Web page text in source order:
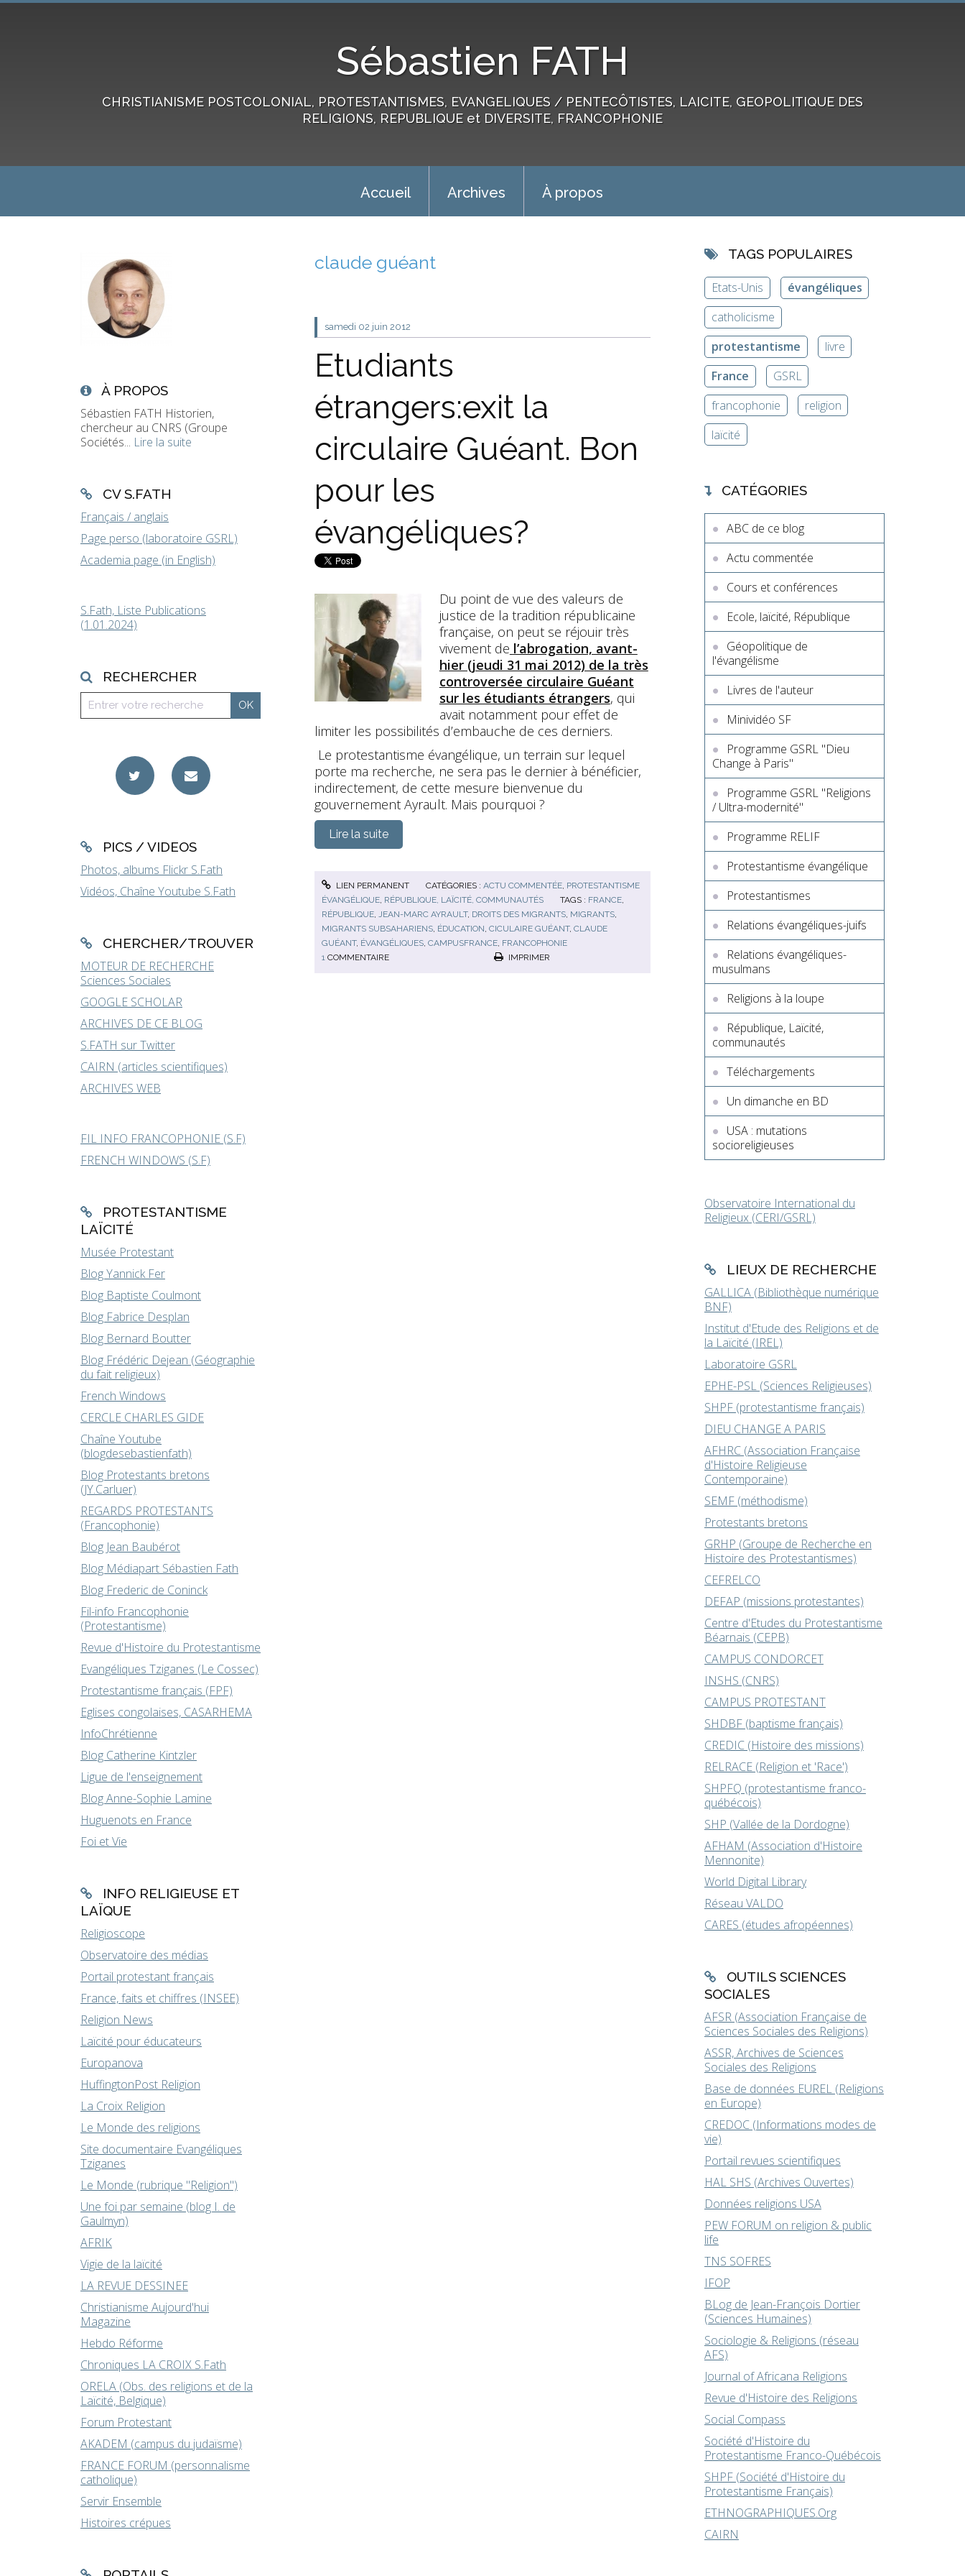
Sébastien FATH
CHRISTIANISME POSTCOLONIAL, PROTESTANTISMES, EVANGELIQUES / PENTECÔTISTES, LAICITE, GEOPOLITIQUE DES
RELIGIONS, REPUBLIQUE et DIVERSITE, FRANCOPHONIE
Accueil Archives À propos
À PROPOS
Sébastien FATH Historien,
chercheur au CNRS (Groupe
Sociétés... Lire la suite
CV S.FATH
Français / anglais
Page perso (laboratoire GSRL)
Academia page (in English)
S.Fath, Liste Publications
(1.01.2024)
RECHERCHER
PICS / VIDEOS
Photos, albums Flickr S.Fath
Vidéos, Chaîne Youtube S.Fath
CHERCHER/TROUVER
MOTEUR DE RECHERCHE
Sciences Sociales
GOOGLE SCHOLAR
ARCHIVES DE CE BLOG
S.FATH sur Twitter
CAIRN (articles scientifiques)
ARCHIVES WEB
FIL INFO FRANCOPHONIE (S.F)
FRENCH WINDOWS (S.F)
PROTESTANTISME
LAÏCITÉ
Musée Protestant
Blog Yannick Fer
Blog Baptiste Coulmont
Blog Fabrice Desplan
Blog Bernard Boutter
Blog Frédéric Dejean (Géographie
du fait religieux)
French Windows
CERCLE CHARLES GIDE
Chaîne Youtube
(blogdesebastienfath)
Blog Protestants bretons
(JY.Carluer)
REGARDS PROTESTANTS
(Francophonie)
Blog Jean Baubérot
Blog Médiapart Sébastien Fath
Blog Frederic de Coninck
Fil-info Francophonie
(Protestantisme)
Revue d'Histoire du Protestantisme
Evangéliques Tziganes (Le Cossec)
Protestantisme français (FPF)
Eglises congolaises, CASARHEMA
InfoChrétienne
Blog Catherine Kintzler
Ligue de l'enseignement
Blog Anne-Sophie Lamine
Huguenots en France
Foi et Vie
INFO RELIGIEUSE ET
LAÏQUE
Religioscope
Observatoire des médias
Portail protestant français
France, faits et chiffres (INSEE)
Religion News
Laïcité pour éducateurs
Europanova
HuffingtonPost Religion
La Croix Religion
Le Monde des religions
Site documentaire Evangéliques
Tziganes
Le Monde (rubrique "Religion")
Une foi par semaine (blog I. de
Gaulmyn)
AFRIK
Vigie de la laïcité
LA REVUE DESSINEE
Christianisme Aujourd'hui
Magazine
Hebdo Réforme
Chroniques LA CROIX S.Fath
ORELA (Obs. des religions et de la
Laïcité, Belgique)
Forum Protestant
AKADEM (campus du judaïsme)
FRANCE FORUM (personnalisme
catholique)
Servir Ensemble
Histoires crépues
claude guéant
samedi 02 juin 2012
Etudiants
étrangers:exit la
circulaire Guéant. Bon
pour les
évangéliques?
Du point de vue des valeurs de
justice de la tradition républicaine
française, on peut se réjouir très
vivement de l’abrogation, avant-
hier (jeudi 31 mai 2012) de la très
controversée circulaire Guéant
sur les étudiants étrangers, qui
avait notamment pour effet de
limiter les possibilités d’embauche de ces derniers.
Le protestantisme évangélique, un terrain sur lequel
porte ma recherche, ne sera pas le dernier à bénéficier,
indirectement, de cette mesure bienvenue du
gouvernement Ayrault. Mais pourquoi ?
Lire la suite
LIEN PERMANENT CATÉGORIES :ACTU COMMENTÉE, PROTESTANTISME
ÉVANGÉLIQUE, RÉPUBLIQUE, LAÏCITÉ, COMMUNAUTÉS TAGS : FRANCE,
RÉPUBLIQUE, JEAN-MARC AYRAULT, DROITS DES MIGRANTS, MIGRANTS,
MIGRANTS SUBSAHARIENS, ÉDUCATION, CICULAIRE GUÉANT, CLAUDE
GUÉANT, ÉVANGÉLIQUES, CAMPUSFRANCE, FRANCOPHONIE
1 COMMENTAIRE IMPRIMER
TAGS POPULAIRES
Etats-Unis
évangéliques
catholicisme
protestantisme
livre
France
GSRL
francophonie
religion
laïcité
CATÉGORIES
ABC de ce blog
Actu commentée
Cours et conférences
Ecole, laïcité, République
Géopolitique de
l'évangélisme
Livres de l'auteur
Minividéo SF
Programme GSRL "Dieu
Change à Paris"
Programme GSRL "Religions
/ Ultra-modernité"
Programme RELIF
Protestantisme évangélique
Protestantismes
Relations évangéliques-juifs
Relations évangéliques-
musulmans
Religions à la loupe
République, Laïcité,
communautés
Téléchargements
Un dimanche en BD
USA : mutations
socioreligieuses
Observatoire International du
Religieux (CERI/GSRL)
LIEUX DE RECHERCHE
GALLICA (Bibliothèque numérique
BNF)
Institut d'Etude des Religions et de
la Laïcité (IREL)
Laboratoire GSRL
EPHE-PSL (Sciences Religieuses)
SHPF (protestantisme français)
DIEU CHANGE A PARIS
AFHRC (Association Française
d'Histoire Religieuse
Contemporaine)
SEMF (méthodisme)
Protestants bretons
GRHP (Groupe de Recherche en
Histoire des Protestantismes)
CEFRELCO
DEFAP (missions protestantes)
Centre d'Etudes du Protestantisme
Béarnais (CEPB)
CAMPUS CONDORCET
INSHS (CNRS)
CAMPUS PROTESTANT
SHDBF (baptisme français)
CREDIC (Histoire des missions)
RELRACE (Religion et 'Race')
SHPFQ (protestantisme franco-
québécois)
SHP (Vallée de la Dordogne)
AFHAM (Association d'Histoire
Mennonite)
World Digital Library
Réseau VALDO
CARES (études afropéennes)
OUTILS SCIENCES
SOCIALES
AFSR (Association Française de
Sciences Sociales des Religions)
ASSR, Archives de Sciences
Sociales des Religions
Base de données EUREL (Religions
en Europe)
CREDOC (Informations modes de
vie)
Portail revues scientifiques
HAL SHS (Archives Ouvertes)
Données religions USA
PEW FORUM on religion & public
life
TNS SOFRES
IFOP
BLog de Jean-François Dortier
(Sciences Humaines)
Sociologie & Religions (réseau
AFS)
Journal of Africana Religions
Revue d'Histoire des Religions
Social Compass
Société d'Histoire du
Protestantisme Franco-Québécois
SHPF (Société d'Histoire du
Protestantisme Français)
ETHNOGRAPHIQUES.Org
CAIRN